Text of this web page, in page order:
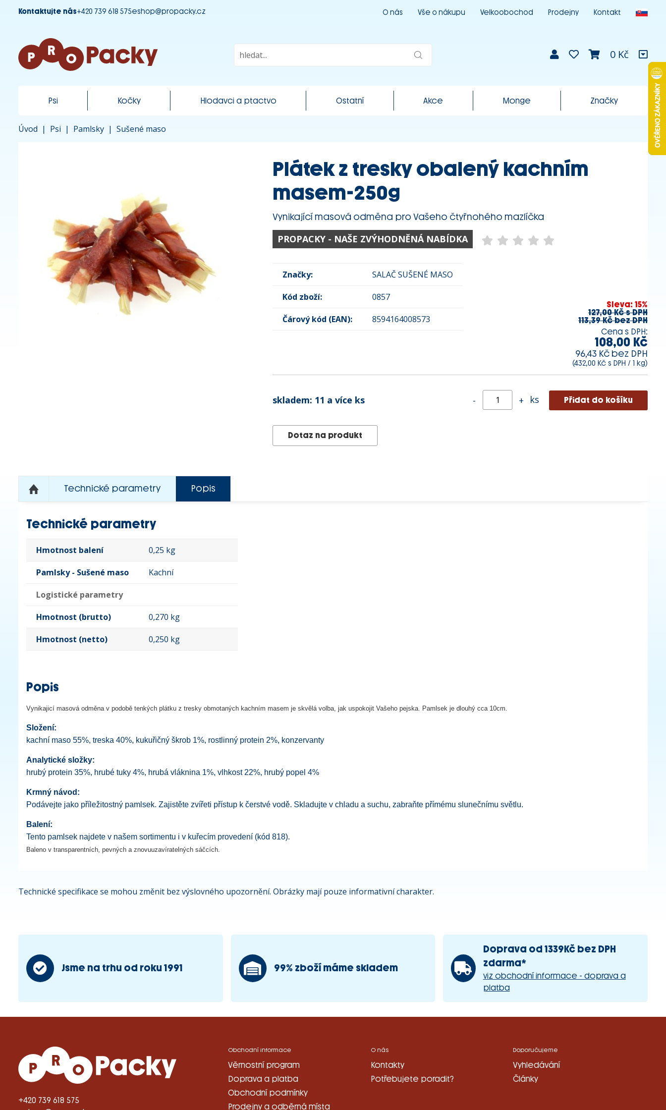
Kontaktujte nás+420 739 618 575eshop@propacky.cz O nás Vše o nákupu Velkoobochod Prodejny Kontakt
0 Kč
Psi Kočky Hlodavci a ptactvo Ostatní Akce Monge Značky
Úvod | Psi | Pamlsky | Sušené maso
Plátek z tresky obalený kachním
masem-250g
Vynikající masová odměna pro Vašeho čtyřnohého mazlíčka
PROPACKY - NAŠE ZVÝHODNĚNÁ NABÍDKA
Značky: SALAČ SUŠENÉ MASO
Kód zboží: 0857
Čárový kód (EAN): 8594164008573
Sleva: 15%
127,00 Kč s DPH
113,39 Kč bez DPH
Cena s DPH:
108,00 Kč
96,43 Kč bez DPH
(432,00 Kč s DPH / 1 kg)
skladem: 11 a více ks - + ks
Dotaz na produkt
Technické parametry Popis
Technické parametry
Hmotnost balení 0,25 kg
Pamlsky - Sušené maso Kachní
Logistické parametry
Hmotnost (brutto) 0,270 kg
Hmotnost (netto) 0,250 kg
Popis
Vynikajicí masová odměna v podobě tenkých plátku z tresky obmotaných kachním masem je skvělá volba, jak uspokojit Vašeho pejska. Pamlsek je dlouhý cca 10cm.
Složení:
kachní maso 55%, treska 40%, kukuřičný škrob 1%, rostlinný protein 2%, konzervanty
Analytické složky:
hrubý protein 35%, hrubé tuky 4%, hrubá vláknina 1%, vlhkost 22%, hrubý popel 4%
Krmný návod:
Podávejte jako příležitostný pamlsek. Zajistěte zvířeti přístup k čerstvé vodě. Skladujte v chladu a suchu, zabraňte přímému slunečnímu světlu.
Balení:
Tento pamlsek najdete v našem sortimentu i v kuřecím provedení (kód 818).
Baleno v transparentních, pevných a znovuuzavíratelných sáčcích.
Technické specifikace se mohou změnit bez výslovného upozornění. Obrázky mají pouze informativní charakter.
Jsme na trhu od roku 1991 99% zboží máme skladem
Doprava od 1339Kč bez DPH
zdarma*
viz obchodní informace - doprava a
platba
+420 739 618 575
Obchodní informace
Věrnostní program
Doprava a platba
Obchodní podmínky
Prodejny a odběrná místa
O nás
Kontakty
Potřebujete poradit?
Doporučujeme
Vyhledávání
Články